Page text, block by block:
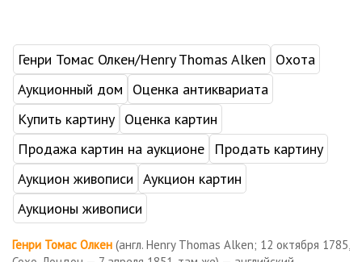
Генри Томас Олкен/Henry Thomas Alken
Охота
Аукционный дом
Оценка антиквариата
Купить картину Оценка картин
Продажа картин на аукционе
Продать картину
Аукцион живописи Аукцион картин
Аукционы живописи
Генри Томас Олкен (англ. Henry Thomas Alken; 12 октября 1785,